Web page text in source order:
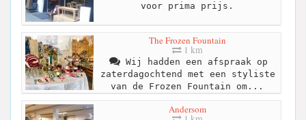
voor prima prijs.
The Frozen Fountain
1 km
Wij hadden een afspraak op
zaterdagochtend met een styliste
van de Frozen Fountain om...
Andersom